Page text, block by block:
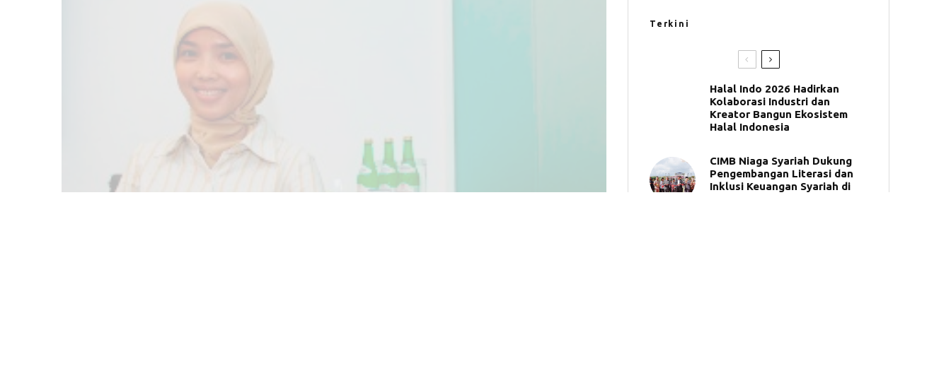
Terkini
Halal Indo 2026 Hadirkan
Kolaborasi Industri dan
Kreator Bangun Ekosistem
Halal Indonesia
CIMB Niaga Syariah Dukung
Pengembangan Literasi dan
Inklusi Keuangan Syariah di